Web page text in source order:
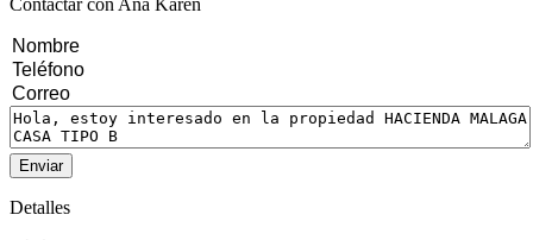
Contactar conAna Karen
Enviar
Detalles